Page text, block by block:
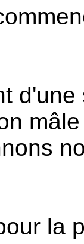
la